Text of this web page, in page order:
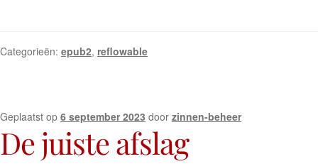
Categorieën: epub2, reflowable
Geplaatst op 6 september 2023 door zinnen-beheer
De juiste afslag